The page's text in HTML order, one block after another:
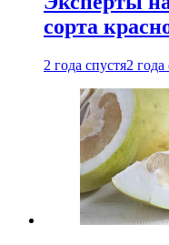
сорта
2 года спустя2 года